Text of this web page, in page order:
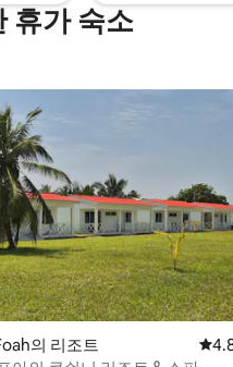
휴가 숙소
의 리조트 평